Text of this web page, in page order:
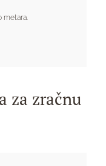
metara.
za zračnu